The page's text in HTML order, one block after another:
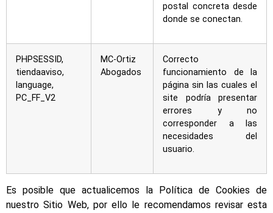
postal concreta desde
donde se conectan.
PHPSESSID,
tiendaaviso,
language,
PC_FF_V2
MC-Ortiz
Abogados
Correcto
funcionamiento de la
página sin las cuales el
site podría presentar
errores y no
corresponder a las
necesidades del
usuario.
Es posible que actualicemos la Política de Cookies de
nuestro Sitio Web, por ello le recomendamos revisar esta